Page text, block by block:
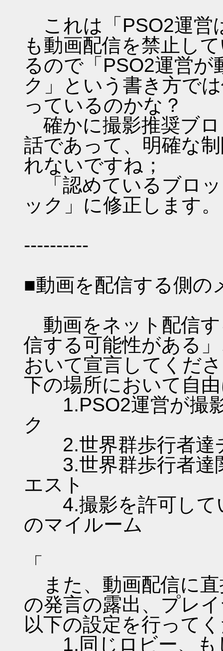
これは「PSO2運営
も動画配信を禁止し
るので「PSO2運営
ク」という書き方で
っているのかな？
確かに撮影推奨ブ
話であって、明確な
れないですね；
「認めているブロ
ック」に修正します。
----------
■動画を配信する側の
動画をネット配信す
信する可能性がある
おいて宣言してくだ
下の場所において自
1.PSO2運営が撮影
ク
2.世界群歩行者達
3.世界群歩行者達
エスト
4.撮影を許可して
のマイルーム
「
また、動画配信に
の発言の露出、プレ
以下の設定を行って
1.同じロビー、も